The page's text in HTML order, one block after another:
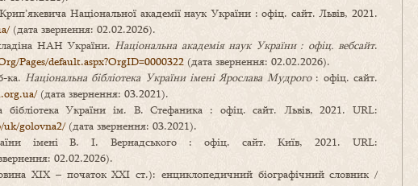
Національної академії наук України : офіц. сайт. Львів, 2021.
(дата звернення: 02.02.2026).
НАН України.Національна академія наук України : офіц. вебсайт.
Pages/default.aspx?OrgID=0000322 (дата звернення: 02.02.2026).
ка. Національна бібліотека України імені Ярослава Мудрого : офіц. сайт.
(дата звернення: 03.2021).
бібліотека України ім. В. Стефаника : офіц. сайт. Львів, 2021. URL:
golovna2/(дата звернення: 03.2021).
імені В. І. Вернадського : офіц. сайт. Київ, 2021. URL:
02.02.2026).
ХІХ – початок ХХІ ст.): енциклопедичний біографічний словник /